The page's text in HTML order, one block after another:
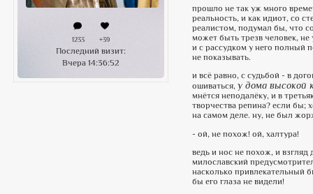
1233 +39
Последний визит:
Вчера 14:36:52
прошло не так уж много
реальность, и как идиот, со
реалистом, подумал бы, что
может быть трезв человек,
и с рассудком у него полный
не показывать.
и всё равно, с судьбой - в
ошиваться, у дома высокой
мнётся неподалёку, и в
творчества репина? если бы;
на самом деле. ну, не был
- ой, не похож! ой, халтура!
ведь и нос не похож, и
милославский
насколько привлекательный
бы его глаза не видели!